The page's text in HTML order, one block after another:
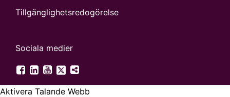
Tillgänglighets­redogörelse
Sociala medier
SGU på Facebook
SGU på LinkedIn
SGU på YouTube
SGU på Twitter
Fler digitala kanaler
Aktivera Talande Webb